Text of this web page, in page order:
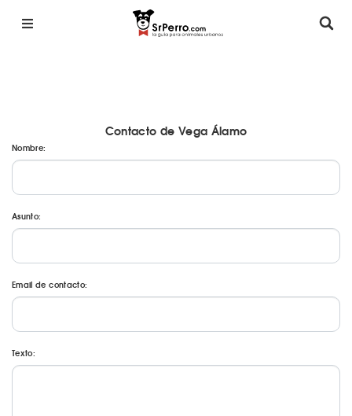
Contacto de Vega Álamo
Nombre:
Asunto:
Email de contacto:
Texto: